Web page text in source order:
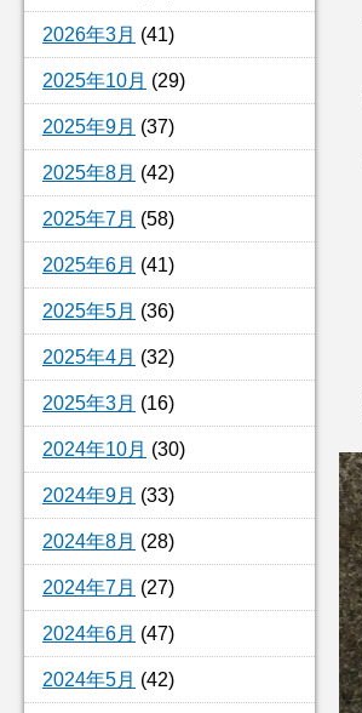
2026年3月 (41)
2025年10月 (29)
2025年9月 (37)
2025年8月 (42)
2025年7月 (58)
2025年6月 (41)
2025年5月 (36)
2025年4月 (32)
2025年3月 (16)
2024年10月 (30)
2024年9月 (33)
2024年8月 (28)
2024年7月 (27)
2024年6月 (47)
2024年5月 (42)